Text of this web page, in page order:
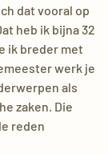
dat vooral op
heb ik bijna 32
ik breder met
werk je
als
zaken. Die
reden